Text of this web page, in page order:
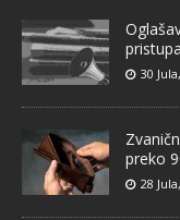
30
preko
28